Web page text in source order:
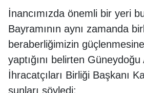
İnancımızda önemli bir yeri
Bayramının aynı zamanda
beraberliğimizin
yaptığını belirten Güneydoğu
İhracatçıları Birliği Başkanı
şunları söyledi: